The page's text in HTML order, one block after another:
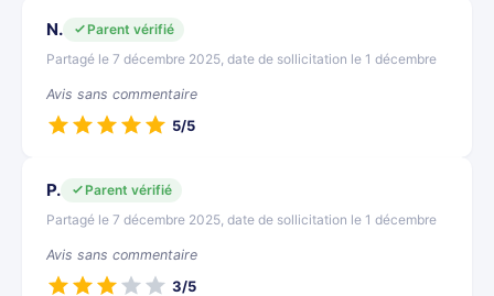
N.
Parent vérifié
Partagé le 7 décembre 2025, date de sollicitation le 1 décembre
Avis sans commentaire
5/5
P.
Parent vérifié
Partagé le 7 décembre 2025, date de sollicitation le 1 décembre
Avis sans commentaire
3/5